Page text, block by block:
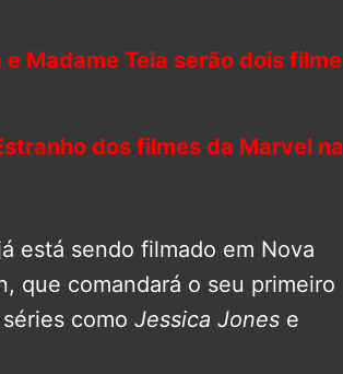
Madame Teia serão dois
dos filmes da Marvel na
está sendo filmado em Nova
que comandará o seu primeiro
como Jessica Jones e